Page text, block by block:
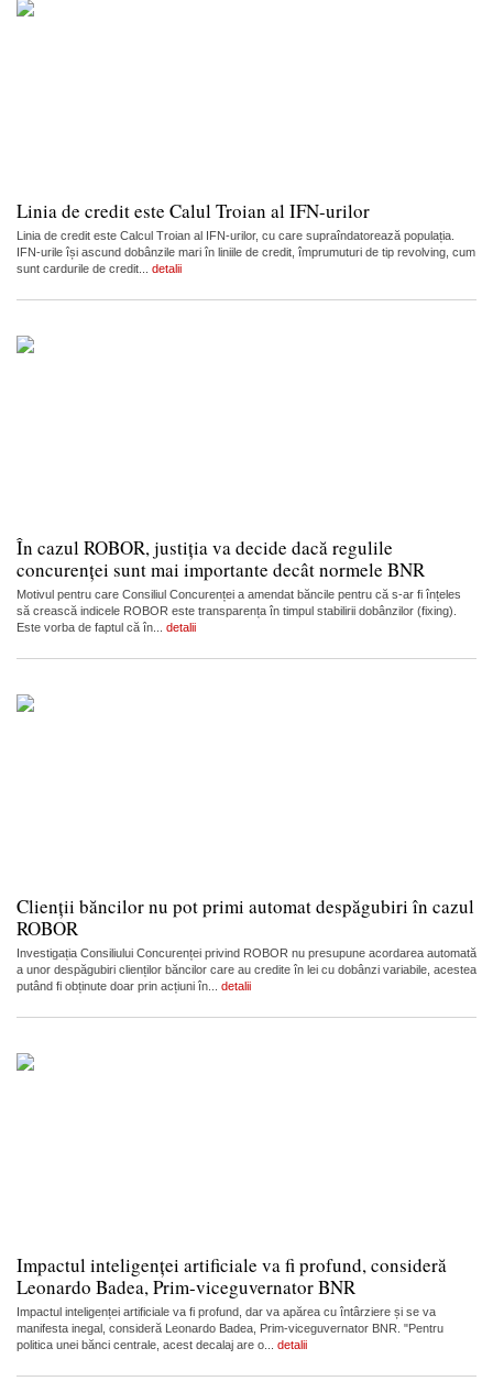
Linia de credit este Calul Troian al IFN-urilor
Linia de credit este Calcul Troian al IFN-urilor, cu care supraîndatorează populația.
IFN-urile își ascund dobânzile mari în liniile de credit, împrumuturi de tip revolving, cum
sunt cardurile de credit... detalii
În cazul ROBOR, justiția va decide dacă regulile
concurenței sunt mai importante decât normele BNR
Motivul pentru care Consiliul Concurenței a amendat băncile pentru că s-ar fi înțeles
să crească indicele ROBOR este transparența în timpul stabilirii dobânzilor (fixing).
Este vorba de faptul că în... detalii
Clienții băncilor nu pot primi automat despăgubiri în cazul
ROBOR
Investigația Consiliului Concurenței privind ROBOR nu presupune acordarea automată
a unor despăgubiri clienților băncilor care au credite în lei cu dobânzi variabile, acestea
putând fi obținute doar prin acțiuni în... detalii
Impactul inteligenței artificiale va fi profund, consideră
Leonardo Badea, Prim-viceguvernator BNR
Impactul inteligenței artificiale va fi profund, dar va apărea cu întârziere și se va
manifesta inegal, consideră Leonardo Badea, Prim-viceguvernator BNR. "Pentru
politica unei bănci centrale, acest decalaj are o... detalii